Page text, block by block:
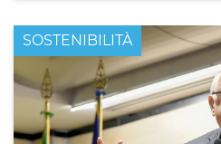
PRIMO PIANO
SOSTENIBILITÀ